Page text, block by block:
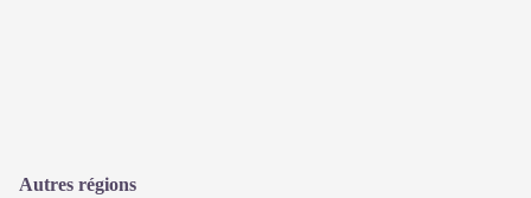
Autres régions